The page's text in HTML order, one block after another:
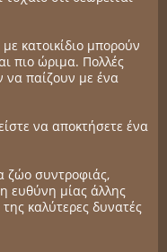
κατοικίδιο μπορούν
πιο ώριμα. Πολλές
να παίζουν με ένα
να αποκτήσετε ένα
ζώο συντροφιάς,
ευθύνη μίας άλλης
καλύτερες δυνατές